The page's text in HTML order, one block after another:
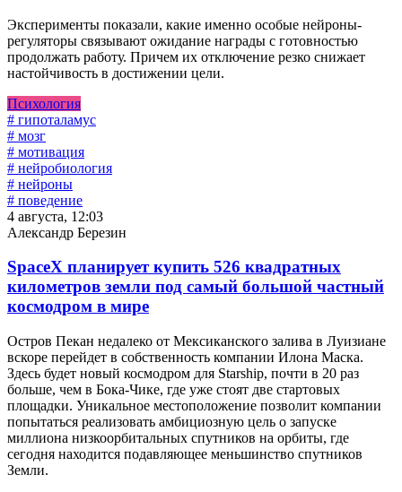
Эксперименты показали, какие именно особые нейроны-
регуляторы связывают ожидание награды с готовностью
продолжать работу. Причем их отключение резко снижает
настойчивость в достижении цели.
Психология
# гипоталамус
# мозг
# мотивация
# нейробиология
# нейроны
# поведение
4 августа, 12:03
Александр Березин
SpaceX планирует купить 526 квадратных
километров земли под самый большой частный
космодром в мире
Остров Пекан недалеко от Мексиканского залива в Луизиане
вскоре перейдет в собственность компании Илона Маска.
Здесь будет новый космодром для Starship, почти в 20 раз
больше, чем в Бока-Чике, где уже стоят две стартовых
площадки. Уникальное местоположение позволит компании
попытаться реализовать амбициозную цель о запуске
миллиона низкоорбитальных спутников на орбиты, где
сегодня находится подавляющее меньшинство спутников
Земли.